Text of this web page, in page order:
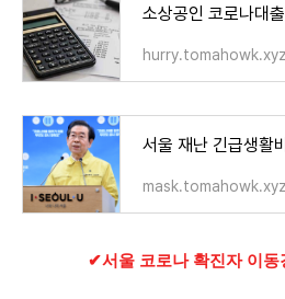
hurry.tomahowk.xyz
서울 재난 긴급생활
mask.tomahowk.xyz
✔서울 코로나 확진자 이동